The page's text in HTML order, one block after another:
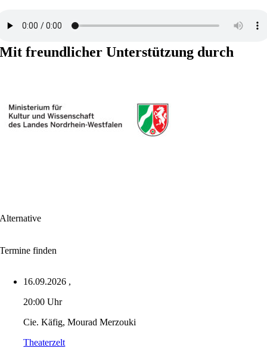
Mit freundlicher Unterstützung durch
Alternative
Termine finden
16.09.2026 ,
20:00 Uhr
Cie. Käfig, Mourad Merzouki
Theaterzelt